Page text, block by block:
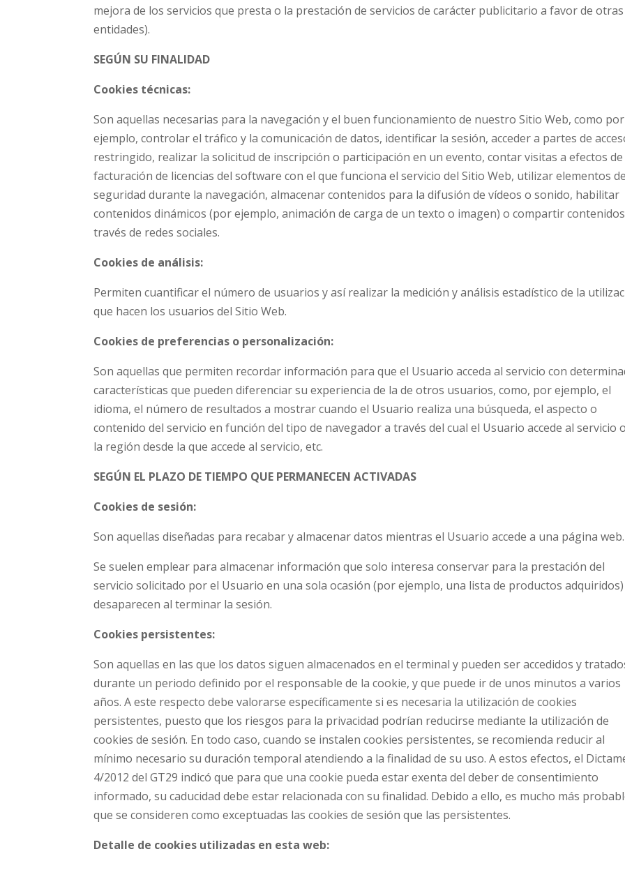
mejora de los servicios que presta o la prestación de servicios de carácter publicitario a favor de otras
entidades).
SEGÚN SU FINALIDAD
Cookies técnicas:
Son aquellas necesarias para la navegación y el buen funcionamiento de nuestro Sitio Web, como por
ejemplo, controlar el tráfico y la comunicación de datos, identificar la sesión, acceder a partes de
restringido, realizar la solicitud de inscripción o participación en un evento, contar visitas a efectos
facturación de licencias del software con el que funciona el servicio del Sitio Web, utilizar elementos
seguridad durante la navegación, almacenar contenidos para la difusión de vídeos o sonido, habilitar
contenidos dinámicos (por ejemplo, animación de carga de un texto o imagen) o compartir
través de redes sociales.
Cookies de análisis:
Permiten cuantificar el número de usuarios y así realizar la medición y análisis estadístico de la
que hacen los usuarios del Sitio Web.
Cookies de preferencias o personalización:
Son aquellas que permiten recordar información para que el Usuario acceda al servicio con
características que pueden diferenciar su experiencia de la de otros usuarios, como, por ejemplo, el
idioma, el número de resultados a mostrar cuando el Usuario realiza una búsqueda, el aspecto o
contenido del servicio en función del tipo de navegador a través del cual el Usuario accede al servicio
la región desde la que accede al servicio, etc.
SEGÚN EL PLAZO DE TIEMPO QUE PERMANECEN ACTIVADAS
Cookies de sesión:
Son aquellas diseñadas para recabar y almacenar datos mientras el Usuario accede a una página web.
Se suelen emplear para almacenar información que solo interesa conservar para la prestación del
servicio solicitado por el Usuario en una sola ocasión (por ejemplo, una lista de productos
desaparecen al terminar la sesión.
Cookies persistentes:
Son aquellas en las que los datos siguen almacenados en el terminal y pueden ser accedidos y
durante un periodo definido por el responsable de la cookie, y que puede ir de unos minutos a varios
años. A este respecto debe valorarse específicamente si es necesaria la utilización de cookies
persistentes, puesto que los riesgos para la privacidad podrían reducirse mediante la utilización de
cookies de sesión. En todo caso, cuando se instalen cookies persistentes, se recomienda reducir al
mínimo necesario su duración temporal atendiendo a la finalidad de su uso. A estos efectos, el
4/2012 del GT29 indicó que para que una cookie pueda estar exenta del deber de consentimiento
informado, su caducidad debe estar relacionada con su finalidad. Debido a ello, es mucho más
que se consideren como exceptuadas las cookies de sesión que las persistentes.
Detalle de cookies utilizadas en esta web: